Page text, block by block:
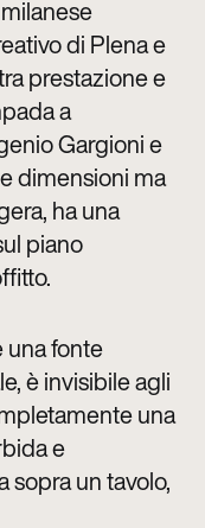
di Plena e
prestazione e
a
Gargioni e
dimensioni ma
ha una
piano
una fonte
è invisibile agli
una
e
sopra un tavolo,